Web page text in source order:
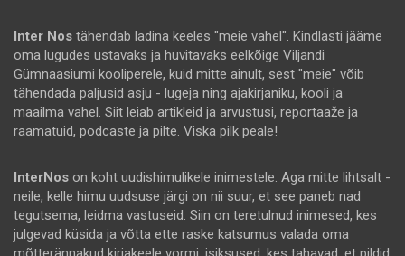
Inter Nos tähendab ladina keeles "meie vahel". Kindlasti jääme
oma lugudes ustavaks ja huvitavaks eelkõige Viljandi
Gümnaasiumi kooliperele, kuid mitte ainult, sest "meie" võib
tähendada paljusid asju - lugeja ning ajakirjaniku, kooli ja
maailma vahel. Siit leiab artikleid ja arvustusi, reportaaže ja
raamatuid, podcaste ja pilte. Viska pilk peale!
InterNos on koht uudishimulikele inimestele. Aga mitte lihtsalt -
neile, kelle himu uudsuse järgi on nii suur, et see paneb nad
tegutsema, leidma vastuseid. Siin on teretulnud inimesed, kes
julgevad küsida ja võtta ette raske katsumus valada oma